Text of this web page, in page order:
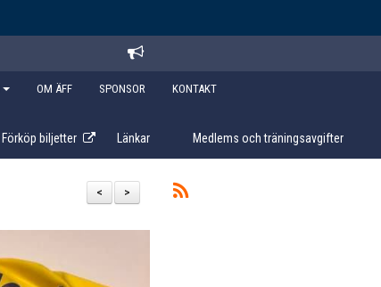
OM ÄFF SPONSOR KONTAKT
Förköp biljetter Länkar Medlems och träningsavgifter
>
<